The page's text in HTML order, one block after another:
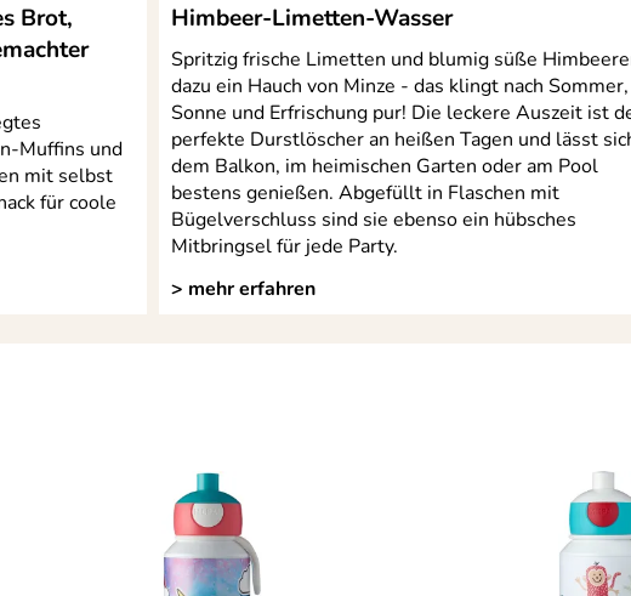
Brot,
Muffins und
mit selbst
für coole
Himbeer-Limetten-Wasser
Spritzig frische Limetten und blumig süße
dazu ein Hauch von Minze - das klingt nach Sommer,
Sonne und Erfrischung pur! Die leckere Auszeit ist
perfekte Durstlöscher an heißen Tagen und lässt
dem Balkon, im heimischen Garten oder am Pool
bestens genießen. Abgefüllt in Flaschen mit
Bügelverschluss sind sie ebenso ein hübsches
Mitbringsel für jede Party.
> mehr erfahren